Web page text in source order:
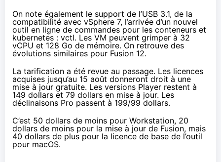
On note également le support de l’USB 3.1, de la
compatibilité avec vSphere 7, l’arrivée d’un nouvel
outil en ligne de commandes pour les conteneurs et
kubernetes : vctl. Les VM peuvent grimper à 32
vCPU et 128 Go de mémoire. On retrouve des
évolutions similaires pour Fusion 12.
La tarification a été revue au passage. Les licences
acquises jusqu’au 15 août donneront droit à une
mise à jour gratuite. Les versions Player restent à
149 dollars et 79 dollars en mise à jour. Les
déclinaisons Pro passent à 199/99 dollars.
C’est 50 dollars de moins pour Workstation, 20
dollars de moins pour la mise à jour de Fusion, mais
40 dollars de plus pour la licence de base de l’outil
pour macOS.